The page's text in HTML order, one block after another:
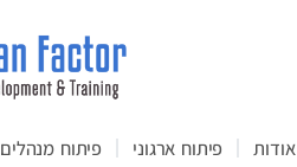
אודות פיתוח ארגוני פיתוח מנהלים